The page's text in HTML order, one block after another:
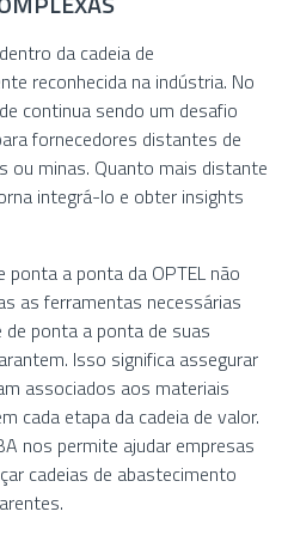
da cadeia de
reconhecida na indústria. No
continua sendo um desafio
fornecedores distantes de
ou minas. Quanto mais distante
integrá-lo e obter insights
a ponta da OPTEL não
as ferramentas necessárias
de ponta a ponta de suas
Isso significa assegurar
associados aos materiais
cada etapa da cadeia de valor.
nos permite ajudar empresas
cadeias de abastecimento